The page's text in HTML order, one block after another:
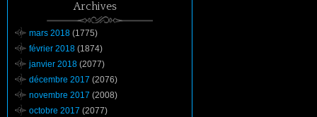
Archives
mars 2018 (1775)
février 2018 (1874)
janvier 2018 (2077)
décembre 2017 (2076)
novembre 2017 (2008)
octobre 2017 (2077)